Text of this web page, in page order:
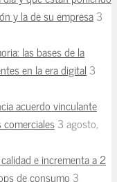
y la de su empresa3
las bases de la
en la era digital 3
acuerdo vinculante
3 agosto,
e incrementa a 2
de consumo 3